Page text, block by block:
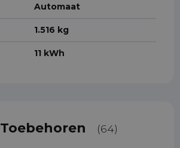
Automaat
1.516 kg
11 kWh
(64)